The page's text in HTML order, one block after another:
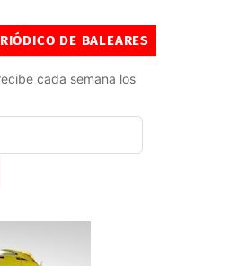
DE BALEARES
cada semana los